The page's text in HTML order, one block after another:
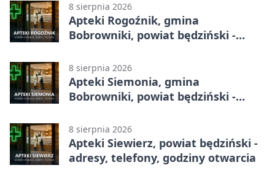
8 sierpnia 2026
Apteki Rogoźnik, gmina
Bobrowniki, powiat będziński -
8 sierpnia 2026
Apteki Siemonia, gmina
Bobrowniki, powiat będziński -
8 sierpnia 2026
Apteki Siewierz, powiat będziński -
adresy, telefony, godziny otwarcia